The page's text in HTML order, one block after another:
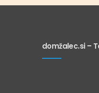
domžalec.si –